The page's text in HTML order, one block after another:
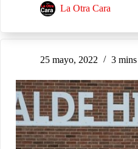
La Otra Cara
25 mayo, 2022 3 mins